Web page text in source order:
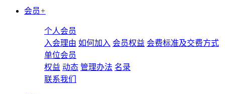
会员+
个人会员
入会理由 如何加入 会员权益 会费标准及交费方式
单位会员
权益 动态 管理办法 名录
联系我们